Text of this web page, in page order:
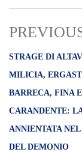
STRAGE DI
MILICIA,
BARRECA, FINA E
CARANDENTE:
ANNIENTATA
DEL DEMONIO